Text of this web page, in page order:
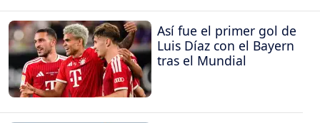
Así fue el primer gol de
Luis Díaz con el Bayern
tras el Mundial